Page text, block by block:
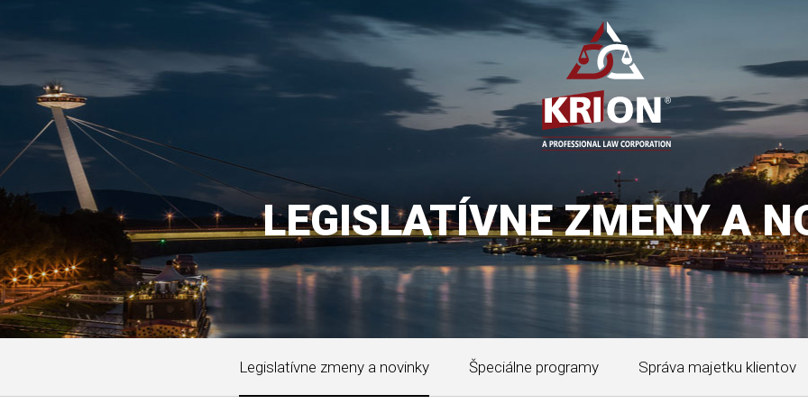
LEGISLATÍVNE ZMENY A
Legislatívne zmeny a novinky Špeciálne programy Správa majetku klientov